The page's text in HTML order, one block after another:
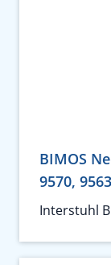
BIMOS
9570,
Interstuhl